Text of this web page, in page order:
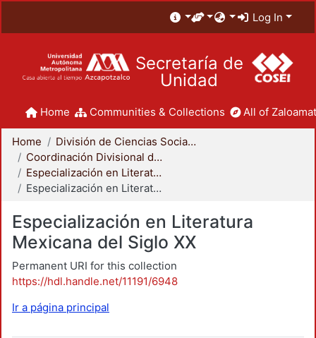
Log In
Secretaría de
Unidad
Home Communities & Collections All of
Home
División de Ciencias Sociales y Humanidades
Coordinación Divisional de Posgrado
Especialización en Literatura Mexicana del Siglo XX
Especialización en Literatura Mexicana del Siglo XX
Especialización en Literatura
Mexicana del Siglo XX
Permanent URI for this collection
https://hdl.handle.net/11191/6948
Ir a página principal